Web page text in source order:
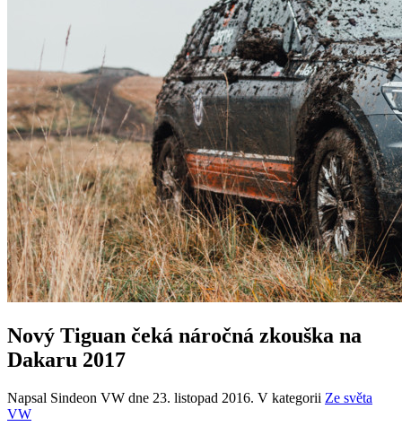
Nový Tiguan čeká náročná zkouška na
Dakaru 2017
Napsal Sindeon VW dne 23. listopad 2016. V kategorii Ze světa
VW